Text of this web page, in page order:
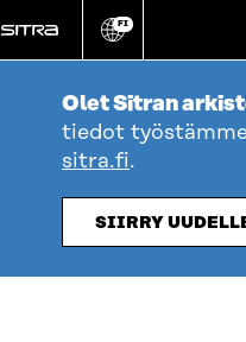
suoraan
sisältöön
Vaihda
kieli
FI
Olet Sitran
tiedot
sitra.fi.
SIIRRY